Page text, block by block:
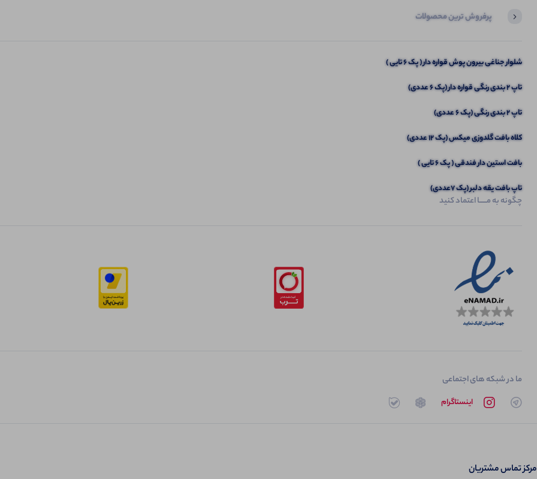
پرفروش ترین محصولات
آخرین محصولاتی که بازدید کردید
شلوار جناغی بیرون پوش قواره دار ( پک 6 تایی )
تاپ ۲ بندی رنگی قواره دار (پک 6 عددی)
تاپ 2 بندی رنگی (پک 6 عددی)
کلاه بافت گلدوزی میکس (پک 12 عددی)
بافت استین دار فندقی ( پک 6 تایی )
تاپ بافت یقه دلبر (پک 7عددی)
شلوار بغل نایک زنانه و مردانه (پک 4 عددی)
چگونه به مــــــا اعتماد کنید
ما در شبکه های اجتماعی
تلگرام اینستاگرام روبیکا بله
مرکز تماس مشتریان